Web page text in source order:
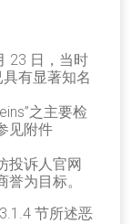
23 日，当时
具有显著知名
之主要检
见附件
投诉人官网
为目标。
3.1.4 节所述恶